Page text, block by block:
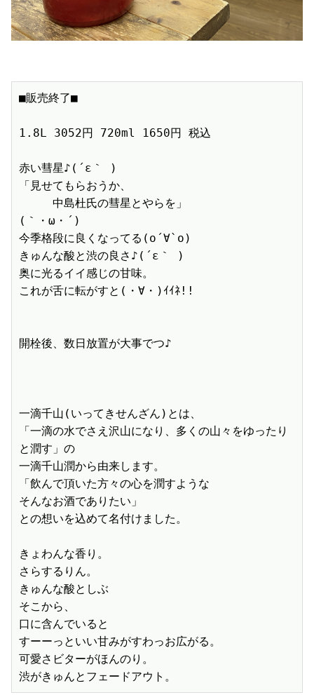
■販売終了■
1.8L 3052円 720ml 1650円 税込
赤い彗星♪(´ε｀ )
「見せてもらおうか、
中島杜氏の彗星とやらを」
(｀・ω・´)
今季格段に良くなってる(о´∀`о)
きゅんな酸と渋の良さ♪(´ε｀ )
奥に光るイイ感じの甘味。
これが舌に転がすと(・∀・)ｲｲﾈ!!
開栓後、数日放置が大事でつ♪
一滴千山(いってきせんざん)とは、
「一滴の水でさえ沢山になり、多くの山々をゆったり
と潤す」の
一滴千山潤から由来します。
「飲んで頂いた方々の心を潤すような
そんなお酒でありたい」
との想いを込めて名付けました。
きょわんな香り。
さらするりん。
きゅんな酸としぶ
そこから、
口に含んでいると
すーーっといい甘みがすわっお広がる。
可愛さビターがほんのり。
渋がきゅんとフェードアウト。